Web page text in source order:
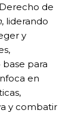
de
, liderando
y
para
en
y combatir